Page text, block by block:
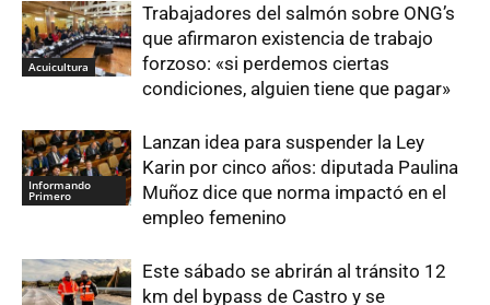
Acuicultura
Trabajadores del salmón sobre ONG’s
que afirmaron existencia de trabajo
forzoso: «si perdemos ciertas
condiciones, alguien tiene que pagar»
Informando
Primero
Lanzan idea para suspender la Ley
Karin por cinco años: diputada Paulina
Muñoz dice que norma impactó en el
empleo femenino
Este sábado se abrirán al tránsito 12
km del bypass de Castro y se